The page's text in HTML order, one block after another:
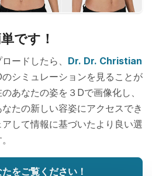
です！
ードしたら、 Dr. Dr. Christian
シミュレーションを見ることが
あなたの姿を３Dで画像化し、
たの新しい容姿にアクセスでき
して情報に基づいたより良い選
をご覧ください！